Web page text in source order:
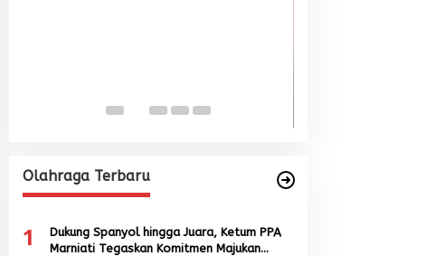
Olahraga Terbaru
1
Dukung Spanyol hingga Juara, Ketum PPA
Marniati Tegaskan Komitmen Majukan